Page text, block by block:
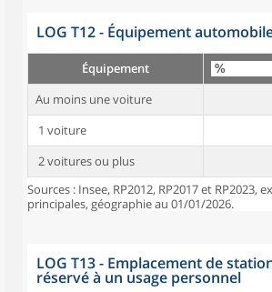
LOG T12 - Équipement
Équipement
Au moins une voiture
1 voiture
2 voitures ou plus
Sources : Insee, RP2012, RP2017 et RP2023,
principales, géographie au 01/01/2026.
LOG T13 - Emplacement de
réservé à un usage personnel